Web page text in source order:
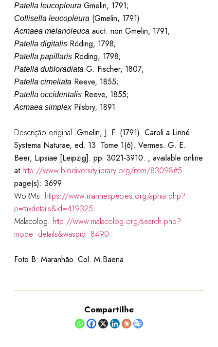
Patella leucopleuraGmelin, 1791;
Collisella leucopleura(Gmelin, 1791)
Acmaea melanoleucaauct. non Gmelin, 1791;
Patella digitalisRöding, 1798;
Patella papillarisRöding, 1798;
Patella dubloradiataG. Fischer, 1807;
Patella cimeliataReeve, 1855;
Patella occidentalisReeve, 1855;
Acmaea simplexPilsbry, 1891
Descrição original: Gmelin, J. F. (1791). Caroli a Linné
Systema Naturae, ed. 13. Tome 1(6). Vermes. G. E.
Beer, Lipsiae [Leipzig]. pp. 3021-3910. , available online
at http://www.biodiversitylibrary.org/item/83098#5
page(s): 3699
WoRMs: https://www.marinespecies.org/aphia.php?
p=taxdetails&id=419325
Malacolog: http://www.malacolog.org/search.php?
mode=details&waspid=8490
Foto B: Maranhão. Col. M.Baena
Compartilhe